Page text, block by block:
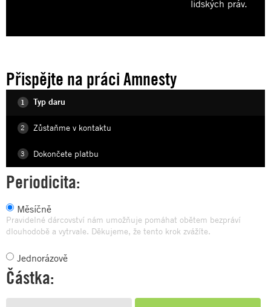
lidských práv.
Přispějte na práci Amnesty
1 Typ daru
2 Zůstaňme v kontaktu
3 Dokončete platbu
Periodicita:
Měsíčně
Pravidelné dárcovství nám umožňuje pomáhat obětem bezpráví
dlouhodobě a vytrvale. Děkujeme, že tento krok zvážíte.
Jednorázově
Částka: